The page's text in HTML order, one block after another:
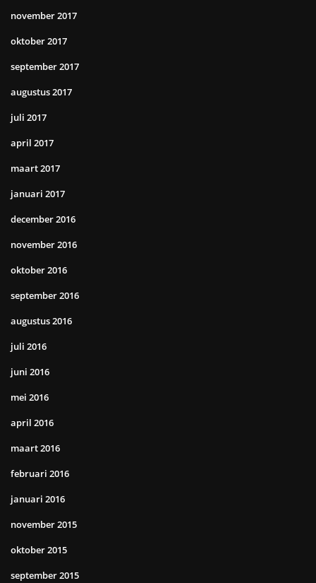
november 2017
oktober 2017
september 2017
augustus 2017
juli 2017
april 2017
maart 2017
januari 2017
december 2016
november 2016
oktober 2016
september 2016
augustus 2016
juli 2016
juni 2016
mei 2016
april 2016
maart 2016
februari 2016
januari 2016
november 2015
oktober 2015
september 2015